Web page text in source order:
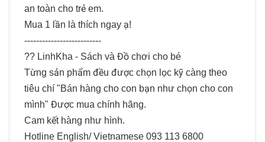
an toàn cho trẻ em.
Mua 1 lần là thích ngay ạ!
--------------------------
?? LinhKha - Sách và Đồ chơi cho bé
Từng sản phẩm đều được chọn lọc kỹ càng theo
tiêu chí "Bán hàng cho con bạn như chọn cho con
mình" Được mua chính hãng.
Cam kết hàng như hình.
Hotline English/ Vietnamese 093 113 6800